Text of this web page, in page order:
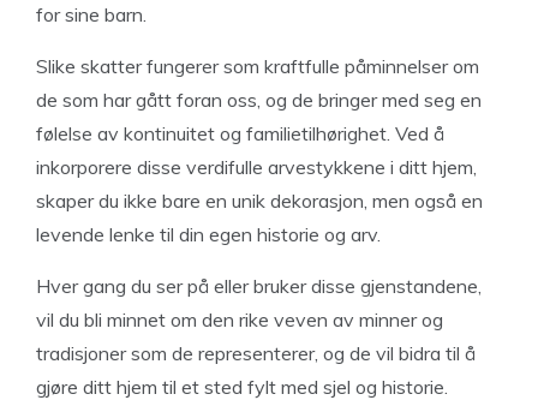
for sine barn.
Slike skatter fungerer som kraftfulle påminnelser om
de som har gått foran oss, og de bringer med seg en
følelse av kontinuitet og familietilhørighet. Ved å
inkorporere disse verdifulle arvestykkene i ditt hjem,
skaper du ikke bare en unik dekorasjon, men også en
levende lenke til din egen historie og arv.
Hver gang du ser på eller bruker disse gjenstandene,
vil du bli minnet om den rike veven av minner og
tradisjoner som de representerer, og de vil bidra til å
gjøre ditt hjem til et sted fylt med sjel og historie.